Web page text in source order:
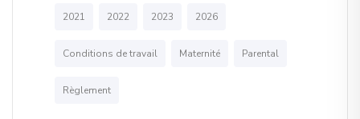
2021 2022 2023 2026
Conditions de travail Maternité Parental
Règlement